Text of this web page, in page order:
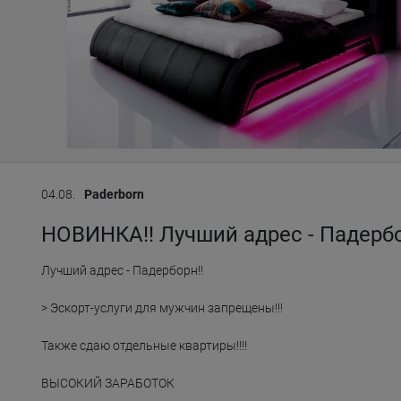
04.08. Paderborn
НОВИНКА!! Лучший адрес -
Лучший адрес - Падерборн!!
> Эскорт-услуги для мужчин запрещены!!!
Также сдаю отдельные квартиры!!!!
ВЫСОКИЙ ЗАРАБОТОК